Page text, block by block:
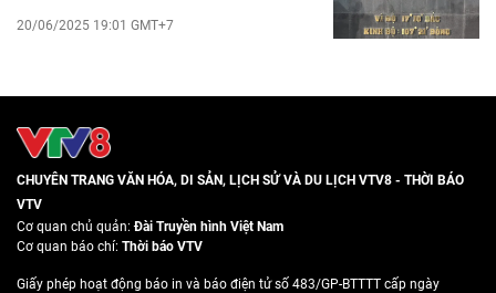
20/06/2025 19:01 GMT+7
CHUYÊN TRANG VĂN HÓA, DI SẢN, LỊCH SỬ VÀ DU LỊCH VTV8 - THỜI BÁO
VTV
Cơ quan chủ quản:Đài Truyền hình Việt Nam
Cơ quan báo chí: Thời báo VTV
Giấy phép hoạt động báo in và báo điện tử số 483/GP-BTTTT cấp ngày